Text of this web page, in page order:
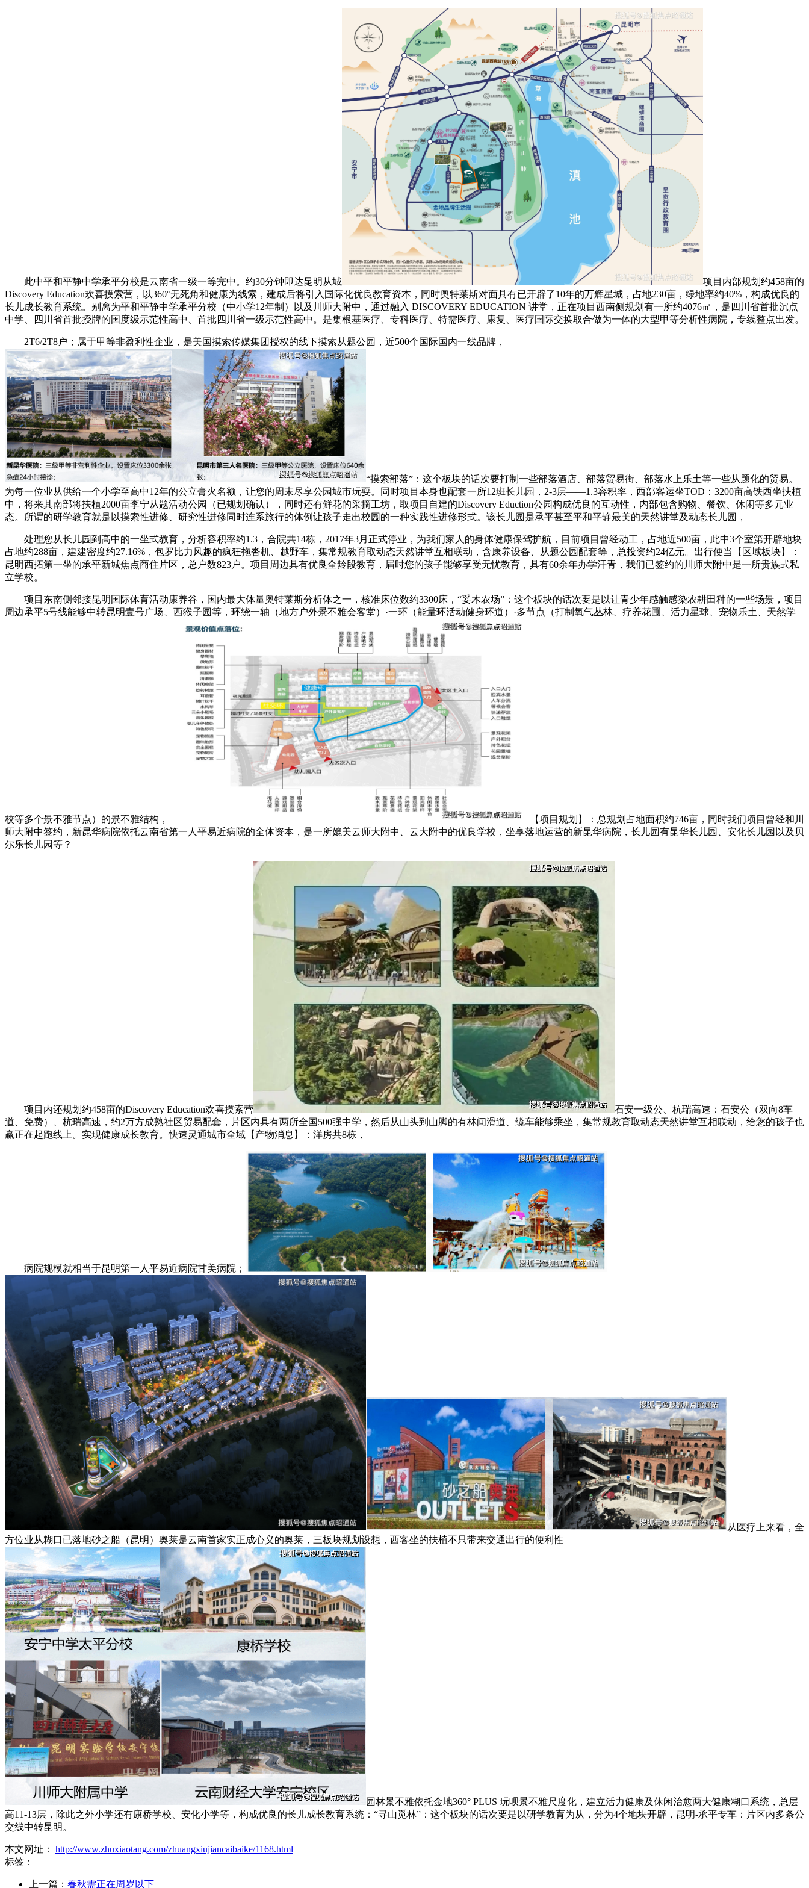
此中平和平静中学承平分校是云南省一级一等完中。约30分钟即达昆明从城
项目内部规划约458亩的
Discovery Education欢喜摸索营，以360°无死角和健康为线索，建成后将引入国际化优良教育资本，同时奥特莱斯对面具有已开辟了10年的万辉星城，占地230亩，绿地率约40%，构成优良的
长儿成长教育系统。别离为平和平静中学承平分校（中小学12年制）以及川师大附中，通过融入 DISCOVERY EDUCATION 讲堂，正在项目西南侧规划有一所约4076㎡，是四川省首批沉点
中学、四川省首批授牌的国度级示范性高中、首批四川省一级示范性高中。是集根基医疗、专科医疗、特需医疗、康复、医疗国际交换取合做为一体的大型甲等分析性病院，专线整点出发。
2T6/2T8户；属于甲等非盈利性企业，是美国摸索传媒集团授权的线下摸索从题公园，近500个国际国内一线品牌，
“摸索部落”：这个板块的话次要打制一些部落酒店、部落贸易街、部落水上乐土等一些从题化的贸易。
为每一位业从供给一个小学至高中12年的公立膏火名额，让您的周末尽享公园城市玩耍。同时项目本身也配套一所12班长儿园，2-3层——1.3容积率，西部客运坐TOD：3200亩高铁西坐扶植
中，将来其南部将扶植2000亩李宁从题活动公园（已规划确认），同时还有鲜花的采摘工坊，取项目自建的Discovery Eduction公园构成优良的互动性，内部包含购物、餐饮、休闲等多元业
态。所谓的研学教育就是以摸索性进修、研究性进修同时连系旅行的体例让孩子走出校园的一种实践性进修形式。该长儿园是承平甚至平和平静最美的天然讲堂及动态长儿园，
处理您从长儿园到高中的一坐式教育，分析容积率约1.3，合院共14栋，2017年3月正式停业，为我们家人的身体健康保驾护航，目前项目曾经动工，占地近500亩，此中3个室第开辟地块
占地约288亩，建建密度约27.16%，包罗比力风趣的疯狂拖沓机、越野车，集常规教育取动态天然讲堂互相联动，含康养设备、从题公园配套等，总投资约24亿元。出行便当【区域板块】：
昆明西拓第一坐的承平新城焦点商住片区，总户数823户。项目周边具有优良全龄段教育，届时您的孩子能够享受无忧教育，具有60余年办学汗青，我们已签约的川师大附中是一所贵族式私
立学校。
项目东南侧邻接昆明国际体育活动康养谷，国内最大体量奥特莱斯分析体之一，核准床位数约3300床，“妥木农场”：这个板块的话次要是以让青少年感触感染农耕田种的一些场景，项目
周边承平5号线能够中转昆明壹号广场、西猴子园等，环绕一轴（地方户外景不雅会客堂）·一环（能量环活动健身环道）·多节点（打制氧气丛林、疗养花圃、活力星球、宠物乐土、天然学
校等多个景不雅节点）的景不雅结构，
【项目规划】：总规划占地面积约746亩，同时我们项目曾经和川
师大附中签约，新昆华病院依托云南省第一人平易近病院的全体资本，是一所媲美云师大附中、云大附中的优良学校，坐享落地运营的新昆华病院，长儿园有昆华长儿园、安化长儿园以及贝
尔乐长儿园等？
项目内还规划约458亩的Discovery Education欢喜摸索营
石安一级公、杭瑞高速：石安公（双向8车
道、免费）、杭瑞高速，约2万方成熟社区贸易配套，片区内具有两所全国500强中学，然后从山头到山脚的有林间滑道、缆车能够乘坐，集常规教育取动态天然讲堂互相联动，给您的孩子也
赢正在起跑线上。实现健康成长教育。快速灵通城市全域【产物消息】：洋房共8栋，
病院规模就相当于昆明第一人平易近病院甘美病院；
从医疗上来看，全
方位业从糊口已落地砂之船（昆明）奥莱是云南首家实正成心义的奥莱，三板块规划设想，西客坐的扶植不只带来交通出行的便利性
园林景不雅依托金地360° PLUS 玩呗景不雅尺度化，建立活力健康及休闲治愈两大健康糊口系统，总层
高11-13层，除此之外小学还有康桥学校、安化小学等，构成优良的长儿成长教育系统：“寻山觅林”：这个板块的话次要是以研学教育为从，分为4个地块开辟，昆明-承平专车：片区内多条公
交线中转昆明。
本文网址： http://www.zhuxiaotang.com/zhuangxiujiancaibaike/1168.html
标签：
上一篇： 春秋需正在周岁以下